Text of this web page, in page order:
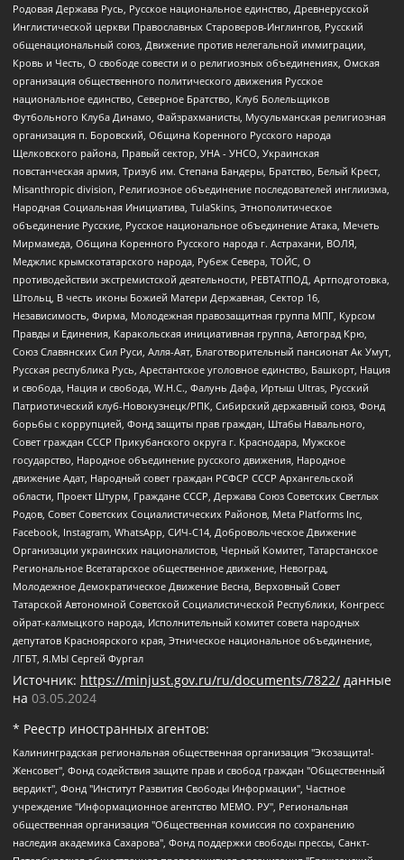
Родовая Держава Русь, Русское национальное единство, Древнерусской
Инглистической церкви Православных Староверов-Инглингов, Русский
общенациональный союз, Движение против нелегальной иммиграции,
Кровь и Честь, О свободе совести и о религиозных объединениях, Омская
организация общественного политического движения Русское
национальное единство, Северное Братство, Клуб Болельщиков
Футбольного Клуба Динамо, Файзрахманисты, Мусульманская религиозная
организация п. Боровский, Община Коренного Русского народа
Щелковского района, Правый сектор, УНА - УНСО, Украинская
повстанческая армия, Тризуб им. Степана Бандеры, Братство, Белый Крест,
Misanthropic division, Религиозное объединение последователей инглиизма,
Народная Социальная Инициатива, TulaSkins, Этнополитическое
объединение Русские, Русское национальное объединение Атака, Мечеть
Мирмамеда, Община Коренного Русского народа г. Астрахани, ВОЛЯ,
Меджлис крымскотатарского народа, Рубеж Севера, ТОЙС, О
противодействии экстремистской деятельности, РЕВТАТПОД, Артподготовка,
Штольц, В честь иконы Божией Матери Державная, Сектор 16,
Независимость, Фирма, Молодежная правозащитная группа МПГ, Курсом
Правды и Единения, Каракольская инициативная группа, Автоград Крю,
Союз Славянских Сил Руси, Алля-Аят, Благотворительный пансионат Ак Умут,
Русская республика Русь, Арестантское уголовное единство, Башкорт, Нация
и свобода, Нация и свобода, W.H.С., Фалунь Дафа, Иртыш Ultras, Русский
Патриотический клуб-Новокузнецк/РПК, Сибирский державный союз, Фонд
борьбы с коррупцией, Фонд защиты прав граждан, Штабы Навального,
Совет граждан СССР Прикубанского округа г. Краснодара, Мужское
государство, Народное объединение русского движения, Народное
движение Адат, Народный совет граждан РСФСР СССР Архангельской
области, Проект Штурм, Граждане СССР, Держава Союз Советских Светлых
Родов, Совет Советских Социалистических Районов, Meta Platforms Inc,
Facebook, Instagram, WhatsApp, СИЧ-С14, Добровольческое Движение
Организации украинских националистов, Черный Комитет, Татарстанское
Региональное Всетатарское общественное движение, Невоград,
Молодежное Демократическое Движение Весна, Верховный Совет
Татарской Автономной Советской Социалистической Республики, Конгресс
ойрат-калмыцкого народа, Исполнительный комитет совета народных
депутатов Красноярского края, Этническое национальное объединение,
ЛГБТ, Я.МЫ Сергей Фургал
Источник: https://minjust.gov.ru/ru/documents/7822/ данные
на 03.05.2024
* Реестр иностранных агентов:
Калининградская региональная общественная организация "Экозащита!-Женсовет", Фонд содействия защите прав и свобод граждан "Общественный вердикт", Фонд "Институт Развития Свободы Информации", Частное учреждение "Информационное агентство МЕМО. РУ", Региональная общественная организация "Общественная комиссия по сохранению наследия академика Сахарова", Фонд поддержки свободы прессы, Санкт-Петербургская общественная правозащитная организация "Гражданский контроль", Межрегиональная общественная организация "Информационно-просветительский центр "Мемориал", Региональный Фонд "Центр Защиты Прав Средств Массовой Информации", с 05.12.2023 Фонд "Центр Защиты Прав Средств массовой информации", Региональная общественная благотворительная организация помощи беженцам и мигрантам "Гражданское содействие", Негосударственное образовательное учреждение дополнительного профессионального образования (повышение квалификации) специалистов "АКАДЕМИЯ ПО ПРАВАМ ЧЕЛОВЕКА", Свердловская региональная общественная организация "Сутяжник", Автономная некоммерческая организация "Центр независимых социологических исследований", Союз общественных объединений "Российский исследовательский центр по правам человека", Региональное общественное учреждение научно-информационный центр "МЕМОРИАЛ", Некоммерческая организация "Фонд защиты гласности", Автономная некоммерческая организация "Институт прав человека", Городская общественная организация "Екатеринбургское общество "МЕМОРИАЛ", Городская общественная организация "Рязанское историко-просветительское и правозащитное общество "Мемориал" (Рязанский Мемориал), Челябинский региональный орган общественной самодеятельности – женское общественное объединение "Женщины Евразии", Челябинский региональный орган общественной самодеятельности "Уральская правозащитная группа", Фонд содействия защите здоровья и социальной справедливости имени Андрея Рылькова, Автономная Некоммерческая Организация "Аналитический Центр Юрия Левады", Автономная некоммерческая организация социальной поддержки населения "Проект Апрель", Региональная общественная организация помощи женщинам и детям, находящимся в кризисной ситуации "Информационно-методический центр "Анна", Фонд содействия развитию массовых коммуникаций и правовому просвещению "Так-так-Так", Фонд содействия устойчивому развитию "Серебряная тайга", Свердловский региональный общественный фонд социальных проектов "Новое время", "Idel.Реалии", Кавказ.Реалии, Крым.Реалии, Телеканал Настоящее Время, Татаро-башкирская служба Радио Свобода (Azatliq Radiosi), Радио Свободная Европа/Радио Свобода (PCE/PC), "Сибирь.Реалии", "Фактограф", Благотворительный фонд помощи осужденным и их семьям, Автономная некоммерческая организация "Институт глобализации и социальных движений", Фонд "В защиту прав заключенных", Частное учреждение "Центр поддержки и содействия развитию средств массовой информации", Пензенский региональный общественный благотворительный фонд "Гражданский союз", "Север.Реалии", Некоммерческая организация Фонд "Правовая инициатива", Общество с ограниченной ответственностью "Радио Свободная Европа/Радио Свобода", Чешское информационное агентство "MEDIUM-ORIENT", Красноярская региональная общественная организация "Мы против СПИДа", Камалягин Денис Николаевич, Маркелов Сергей Евгеньевич, Пономарев Лев Александрович, Савицкая Людмила Алексеевна, Автономная некоммерческая организация "Центр по работе с проблемой насилия "НАСИЛИЮ.НЕТ", Межрегиональный профессиональный союз работников здравоохранения "Альянс врачей", Юридическое лицо, зарегистрированное в Латвийской Республике, SIA "Medusa Project" (регистрационный номер 40103797863, дата регистрации 10.06.2014), Некоммерческая организация "Фонд по борьбе с коррупцией", Автономная некоммерческая организация "Институт права и публичной политики", Баданин Роман Сергеевич, Гликин Максим Александрович, Железнова Мария Михайловна, Лукьянова Юлия Сергеевна, Маетная Елизавета Витальевна, Маняхин Петр Борисович, Чуракова Ольга Владимировна, Ярош Юлия Петровна, Юридическое лицо "The Insider SIA", зарегистрированное в Риге, Латвийская Республика (дата регистрации 26.06.2015), являющееся администратором доменного имени интернет-издания "The Insider SIA", https://theins.ru, Постернак Алексей Евгеньевич, Рубин Михаил Аркадьевич, Анин Роман Александрович, Юридическое лицо Istories fonds, зарегистрированное в Латвийской Республике (регистрационный номер 50008295751, дата регистрации 24.02.2020), Великовский Дмитрий Александрович, Долинина Ирина Николаевна, Мароховская Алеся Алексеевна, Шлейнов Роман Юрьевич, Шмагун Олеся Валентиновна, Общество с ограниченной ответственностью "Альтаир 2021", Общество с ограниченной ответственностью "Вега 2021", Общество с ограниченной ответственностью "Главный редактор 2021", Общество с ограниченной ответственностью "Ромашки монолит", Важенков Артем Валерьевич, Ивановская областная общественная организация "Центр гендерных исследований", Гурман Юрий Альбертович, Медиапроект "ОВД-Инфо", Егоров Владимир Владимирович, Жилинский Владимир Александрович, Общество с ограниченной ответственностью "ЗП", Иванова София Юрьевна, Карезина Инна Павловна, Кильтау Екатерина Викторовна, Петров Алексей Викторович, Пискунов Сергей Евгеньевич, Смирнов Сергей Сергеевич, Тихонов Михаил Сергеевич, Общество с ограниченной ответственностью "ЖУРНАЛИСТ-ИНОСТРАННЫЙ АГЕНТ", Арапова Галина Юрьевна, Вольтская Татьяна Анатольевна, Американская компания "Mason G.E.S. Anonymous Foundation" (США), являющаяся владельцем интернет-издания https://mnews.world/, Компания "Stichting Bellingcat", зарегистрированная в Нидерландах (дата регистрации 11.07.2018), Захаров Андрей Вячеславович, Клепиковская Екатерина Дмитриевна, Общество с ограниченной ответственностью "МЕМО", Перл Роман Александрович, Симонов Евгений Алексеевич, Соловьева Елена Анатольевна, Сотников Даниил Владимирович, Сурначева Елизавета Дмитриевна, Автономная некоммерческая организация по защите прав человека и информированию населения "Якутия – Наше Мнение", Общество с ограниченной ответственностью "Москоу диджитал медиа", с 26.01.2023 Общество с ограниченной ответственностью "Чайка Белые сады", Ветошкина Валерия Валерьевна, Заговора Максим Александрович, Межрегиональное общественное движение "Российская ЛГБТ - сеть", Оленичев Максим Владимирович, Павлов Иван Юрьевич, Скворцова Елена Сергеевна, Общество с ограниченной ответственностью "Как бы инагент", Кочетков Игорь Викторович, Общество с ограниченной ответственностью "Честные выборы", Еланчик Олег Александрович, Общество с ограниченной ответственностью "Нобелевский призыв", Гималова Регина Эмилевна, Григорьев Андрей Валерьевич, Григорьева Алина Александровна, Ассоциация по содействию защите прав призывников, альтернативнослужащих и военнослужащих "Правозащитная группа "Гражданин.Армия.Право", Хисамова Регина Фаритовна, Автономная некоммерческая организация по реализации социально-правовых программ "Лилит", Дальневосточное общественное движение "Маяк", Санкт-Петербургская ЛГБТ-инициативная группа "Выход", Инициативная группа ЛГБТ+ "Реверс", Алексеев Андрей Викторович, Бекбулатова Таисия Львовна, Беляев Иван Михайлович, Владыкина Елена Сергеевна, Гельман Марат Александрович, Никульшина Вероника Юрьевна, Толоконникова Надежда Андреевна, Шендерович Виктор Анатольевич, Общество с ограниченной ответственностью "Данное сообщение", Общество с ограниченной ответственностью Издательский дом "Новая глава", Айнбиндер Александра Александровна, Московский комьюнити-центр для ЛГБТ+инициатив, Благотворительный фонд развития филантропии, Deutsche Welle (Германия, Kurt-Schumacher-Strasse 3, 53113 Bonn), Борзунова Мария Михайловна, Воробьев Виктор Викторович, Голубева Анна Львовна, Константинова Алла Михайловна, Малкова Ирина Владимировна, Мурадов Мурад Абдулгалимович, Осетинская Елизавета Николаевна, Понасенков Евгений Николаевич, Ганапольский Матвей Юрьевич, Киселев Евгений Алексеевич, Борухович Ирина Григорьевна, Дремин Иван Тимофеевич, Дубровский Дмитрий Викторович, Красноярская региональная общественная организация поддержки и развития альтернативных образовательных технологий и межкультурных коммуникаций "ИНТЕРРА", Маяковская Екатерина Алексеевна, Фейгин Марк Захарович, Филимонов Андрей Викторович, Дзугкоева Регина Николаевна, Доброхотов Роман Александрович, Дудь Юрий Александрович, Елкин Сергей Владимирович, Кругликов Кирилл Игоревич, Сабунаева Мария Леонидовна, Семенов Алексей Владимирович, Шаинян Карен Багратович, Шульман Екатерина Михайловна, Асафьев Артур Валерьевич, Вахштайн Виктор Семенович, Венедиктов Алексей Алексеевич, Лушникова Екатерина Евгеньевна, Волков Леонид Михайлович, Невзоров Александр Глебович, Пархоменко Сергей Борисович, Сироткин Ярослав Николаевич, Кара-Мурза Владимир Владимирович, Баранова Наталья Владимировна, Гозман Леонид Яковлевич, Кагарлицкий Борис Юльевич, Климарев Михаил Валерьевич, Милов Владимир Станиславович, Автономная некоммерческая организация Краснодарский центр современного искусства "Типография", Моргенштерн Алишер Тагирович, Соболь Любовь Эдуардовна, Общество с ограниченной ответственностью "ЛИЗА НОРМ", Каспаров Гарри Кимович, Ходорковский Михаил Борисович, Общество с ограниченной ответственностью "Апрельские тезисы", Данилович Ирина Брониславовна, Кашин Олег Владимирович, Петров Николай Владимирович, Пивоваров Алексей Владимирович, Соколов Михаил Владимирович, Цветкова Юлия Владимировна, Чичваркин Евгений Александрович, Комитет против пыток/Команда против пыток, Общество с ограниченной ответственностью "Первый научный", Общество с ограниченной ответственностью "Вертолет и ко", Белоцерковская Вероника Борисовна, Кац Максим Евгеньевич, Лазарева Татьяна Юрьевна, Шаведдинов Руслан Табризович, Яшин Илья Валерьевич, Общество с ограниченной ответственностью "Иноагент ААВ", Алешковский Дмитрий Петрович, Альбац Евгения Марковна, Быков Дмитрий Львович, Галямина Юлия Евгеньевна, Лойко Сергей Леонидович, Мартынов Кирилл Константинович, Медведев Сергей Александрович, Крашенинников Федор Геннадиевич, Гордеева Катерина Вл